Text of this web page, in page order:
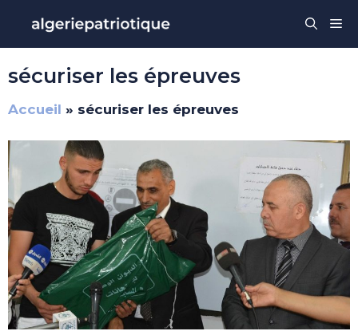
contenu
sécuriser les épreuves
Accueil » sécuriser les épreuves